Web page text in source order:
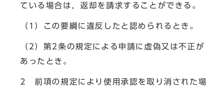
ている場合は，返却を請求することができる。
（1）この要綱に違反したと認められるとき。
（2）第2条の規定による申請に虚偽又は不正が
あったとき。
2 前項の規定により使用承認を取り消された場